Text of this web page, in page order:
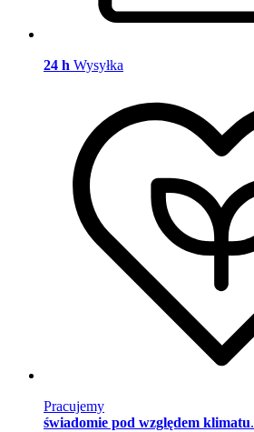
24 h Wysyłka
Pracujemy
świadomie pod względem klimatu.